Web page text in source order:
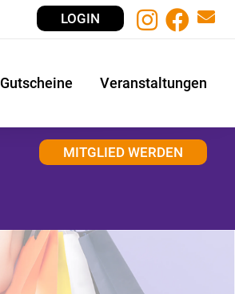
LOGIN
Gutscheine Veranstaltungen
MITGLIED WERDEN